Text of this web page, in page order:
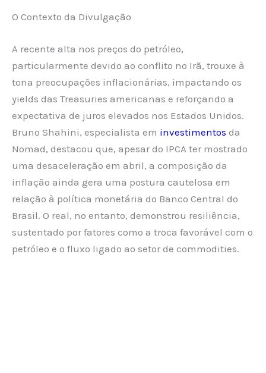
O Contexto da Divulgação
A recente alta nos preços do petróleo,
particularmente devido ao conflito no Irã, trouxe à
tona preocupações inflacionárias, impactando os
yields das Treasuries americanas e reforçando a
expectativa de juros elevados nos Estados Unidos.
Bruno Shahini, especialista em investimentos da
Nomad, destacou que, apesar do IPCA ter mostrado
uma desaceleração em abril, a composição da
inflação ainda gera uma postura cautelosa em
relação à política monetária do Banco Central do
Brasil. O real, no entanto, demonstrou resiliência,
sustentado por fatores como a troca favorável com o
petróleo e o fluxo ligado ao setor de commodities.